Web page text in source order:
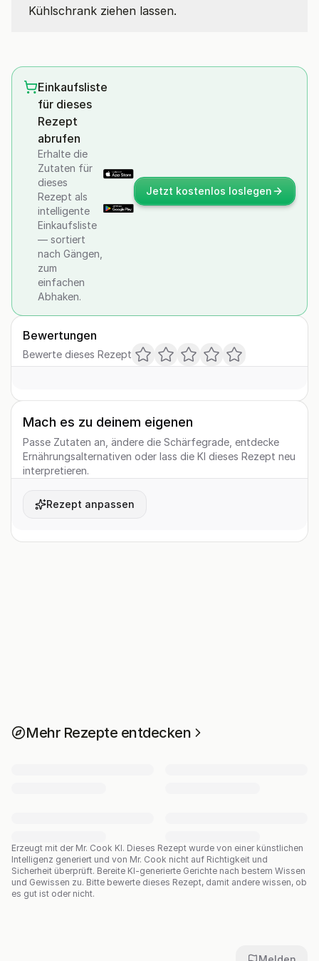
Kühlschrank ziehen lassen.
Einkaufsliste
für dieses
Rezept
abrufen
Erhalte die
Zutaten für
dieses
Rezept als
intelligente
Einkaufsliste
— sortiert
nach Gängen,
zum
einfachen
Abhaken.
Jetzt kostenlos loslegen
Bewertungen
Bewerte dieses Rezept
Mach es zu deinem eigenen
Passe Zutaten an, ändere die Schärfegrade, entdecke
Ernährungsalternativen oder lass die KI dieses Rezept neu
interpretieren.
Rezept anpassen
Mehr Rezepte entdecken
Erzeugt mit der Mr. Cook KI. Dieses Rezept wurde von einer künstlichen
Intelligenz generiert und von Mr. Cook nicht auf Richtigkeit und
Sicherheit überprüft. Bereite KI-generierte Gerichte nach bestem Wissen
und Gewissen zu. Bitte bewerte dieses Rezept, damit andere wissen, ob
es gut ist oder nicht.